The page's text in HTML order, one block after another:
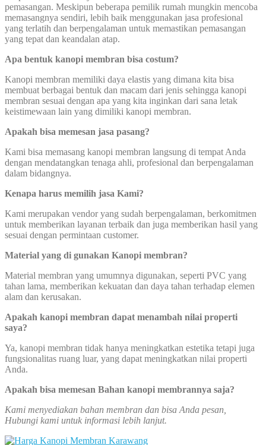
pemasangan. Meskipun beberapa pemilik rumah mungkin mencoba
memasangnya sendiri, lebih baik menggunakan jasa profesional
yang terlatih dan berpengalaman untuk memastikan pemasangan
yang tepat dan keandalan atap.
Apa bentuk kanopi membran bisa costum?
Kanopi membran memiliki daya elastis yang dimana kita bisa
membuat berbagai bentuk dan macam dari jenis sehingga kanopi
membran sesuai dengan apa yang kita inginkan dari sana letak
keistimewaan lain yang dimiliki kanopi membran.
Apakah bisa memesan jasa pasang?
Kami bisa memasang kanopi membran langsung di tempat Anda
dengan mendatangkan tenaga ahli, profesional dan berpengalaman
dalam bidangnya.
Kenapa harus memilih jasa Kami?
Kami merupakan vendor yang sudah berpengalaman, berkomitmen
untuk memberikan layanan terbaik dan juga memberikan hasil yang
sesuai dengan permintaan customer.
Material yang di gunakan Kanopi membran?
Material membran yang umumnya digunakan, seperti PVC yang
tahan lama, memberikan kekuatan dan daya tahan terhadap elemen
alam dan kerusakan.
Apakah kanopi membran dapat menambah nilai properti
saya?
Ya, kanopi membran tidak hanya meningkatkan estetika tetapi juga
fungsionalitas ruang luar, yang dapat meningkatkan nilai properti
Anda.
Apakah bisa memesan Bahan kanopi membrannya saja?
Kami menyediakan bahan membran dan bisa Anda pesan,
Hubungi kami untuk informasi lebih lanjut.